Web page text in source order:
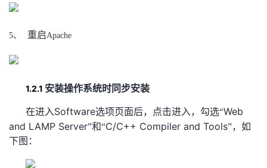
5、 重启Apache
1.2.1 安装操作系统时同步安装
在进入Software选项页面后，点击进入，勾选“Web
and LAMP Server”和“C/C++ Compiler and Tools”，如
下图：